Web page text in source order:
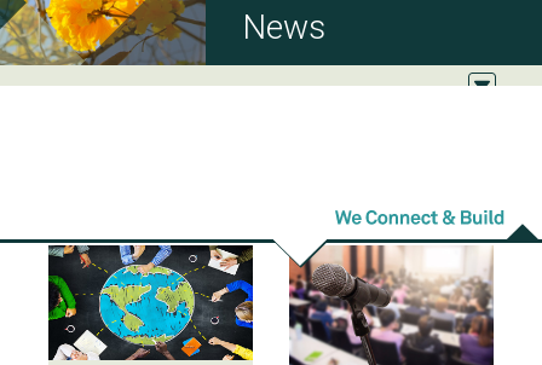
News
2020/07/30